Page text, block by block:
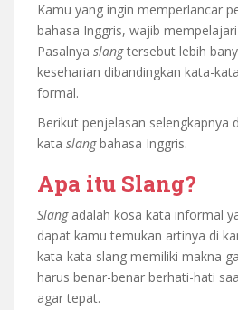
Kamu yang ingin memperlancar
bahasa Inggris, wajib mempelajari
Pasalnya slangtersebut lebih
keseharian dibandingkan kata-
formal.
Berikut penjelasan selengkapnya
kata slangbahasa Inggris.
Apa itu Slang?
Slang adalah kosa kata informal
dapat kamu temukan artinya di
kata-kata slang memiliki makna
harus benar-benar berhati-hati
agar tepat.